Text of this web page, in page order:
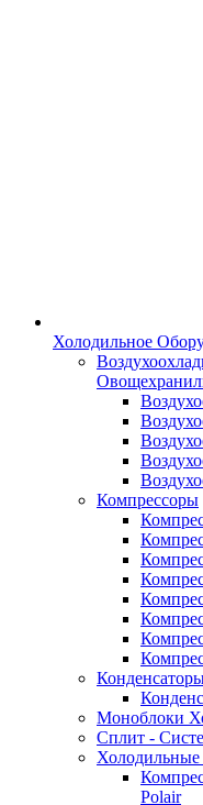
Холодильное
Компрессоры
Моноблоки
Сплит -
Polair